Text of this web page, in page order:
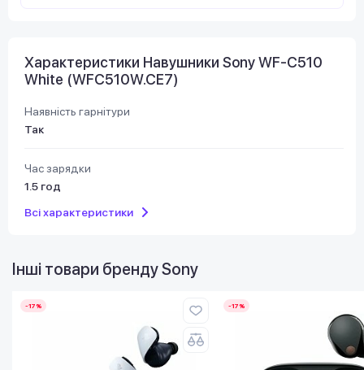
Характеристики Навушники Sony WF-C510
White (WFC510W.CE7)
Наявність гарнітури
Так
Час зарядки
1.5 год
Всі характеристики
Інші товари брендуSony
-17% -17%